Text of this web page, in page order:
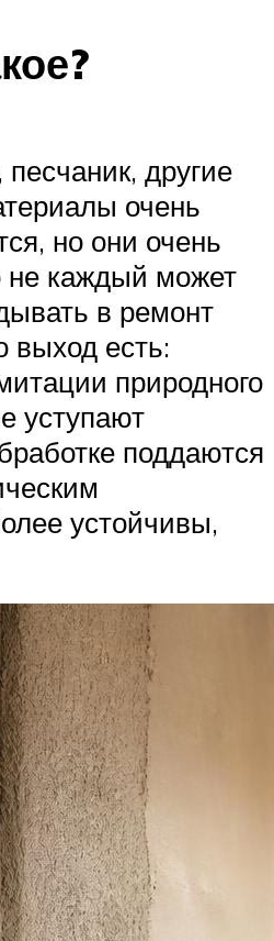
другие
очень
но они очень
не каждый может
в ремонт
выход есть:
природного
уступают
поддаются
устойчивы,